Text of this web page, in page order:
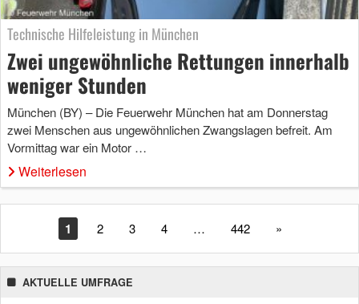
Technische Hilfeleistung in München
Zwei ungewöhnliche Rettungen innerhalb
weniger Stunden
München (BY) – Die Feuerwehr München hat am Donnerstag
zwei Menschen aus ungewöhnlichen Zwangslagen befreit. Am
Vormittag war ein Motor …
Weiterlesen
1 2 3 4 … 442 »
AKTUELLE UMFRAGE